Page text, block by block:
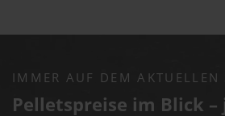
IMMER AUF DEM AKTUELLEN
Pelletspreise im Blick